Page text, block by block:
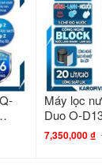
kính cường lực
chắc chắn
cũng như
Optimus
nước
Máy lọc
Duo O-
nước
7,350,000₫